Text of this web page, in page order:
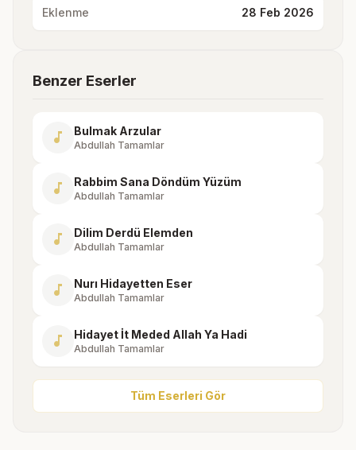
Eklenme 28 Feb 2026
Benzer Eserler
music_note Bulmak Arzular
Abdullah Tamamlar
music_note Rabbim Sana Döndüm Yüzüm
Abdullah Tamamlar
music_note Dilim Derdü Elemden
Abdullah Tamamlar
music_note Nurı Hidayetten Eser
Abdullah Tamamlar
music_note Hidayet İt Meded Allah Ya Hadi
Abdullah Tamamlar
Tüm Eserleri Gör